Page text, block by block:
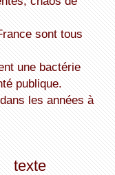
publique.
texte